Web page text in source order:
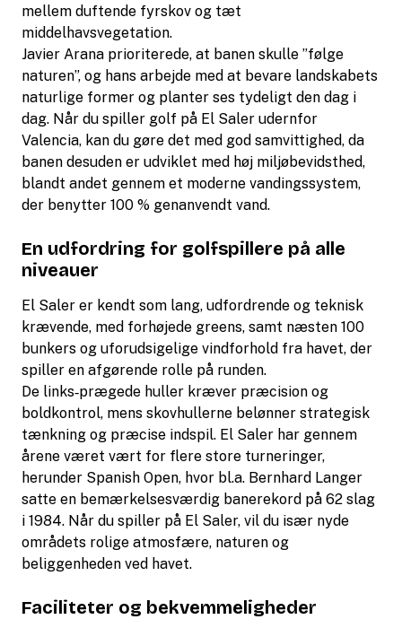
mellem duftende fyrskov og tæt
middelhavsvegetation.
Javier Arana prioriterede, at banen skulle ”følge
naturen”, og hans arbejde med at bevare landskabets
naturlige former og planter ses tydeligt den dag i
dag. Når du spiller golf på El Saler udernfor
Valencia, kan du gøre det med god samvittighed, da
banen desuden er udviklet med høj miljøbevidsthed,
blandt andet gennem et moderne vandingssystem,
der benytter 100 % genanvendt vand.
En udfordring for golfspillere på alle
niveauer
El Saler er kendt som lang, udfordrende og teknisk
krævende, med forhøjede greens, samt næsten 100
bunkers og uforudsigelige vindforhold fra havet, der
spiller en afgørende rolle på runden.
De links‑prægede huller kræver præcision og
boldkontrol, mens skovhullerne belønner strategisk
tænkning og præcise indspil. El Saler har gennem
årene været vært for flere store turneringer,
herunder Spanish Open, hvor bl.a. Bernhard Langer
satte en bemærkelsesværdig banerekord på 62 slag
i 1984. Når du spiller på El Saler, vil du især nyde
områdets rolige atmosfære, naturen og
beliggenheden ved havet.
Faciliteter og bekvemmeligheder